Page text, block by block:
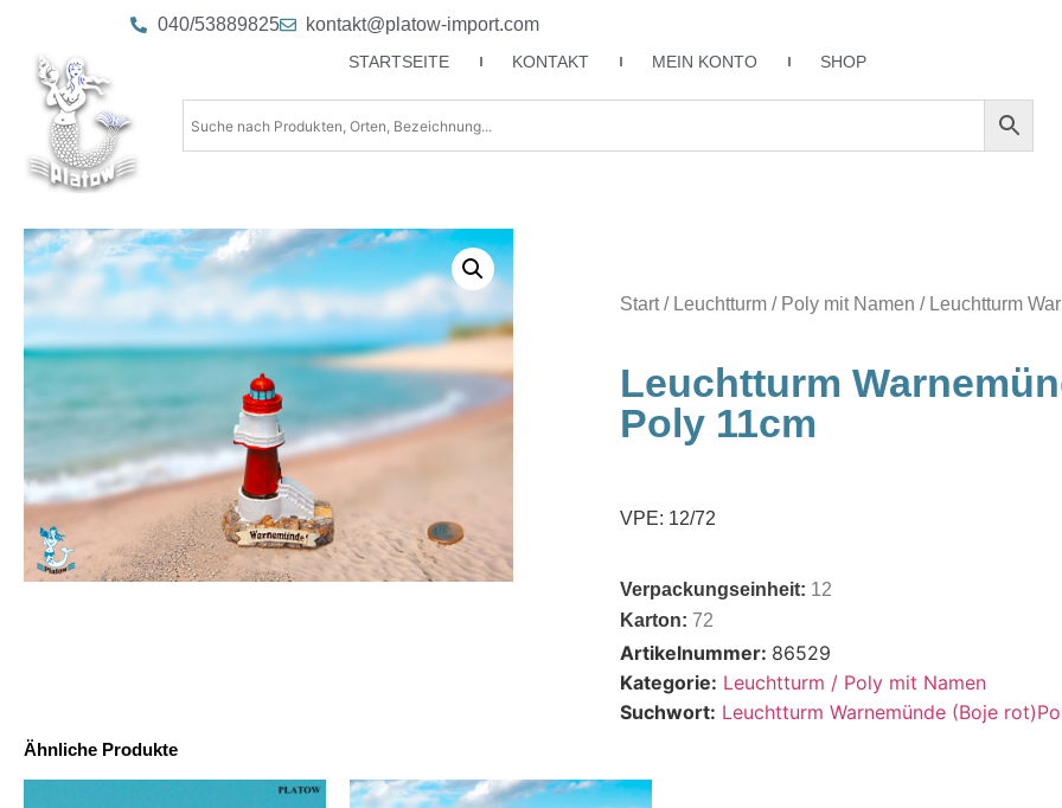
040/53889825 kontakt@platow-import.com
STARTSEITE KONTAKT MEIN KONTO SHOP
Start/ Leuchtturm / Poly mit Namen / Leuchtturm
Leuchtturm
Poly 11cm
VPE: 12/72
Verpackungseinheit: 12
Karton: 72
Artikelnummer: 86529
Kategorie: Leuchtturm / Poly mit Namen
Suchwort: Leuchtturm Warnemünde (Boje
Ähnliche Produkte